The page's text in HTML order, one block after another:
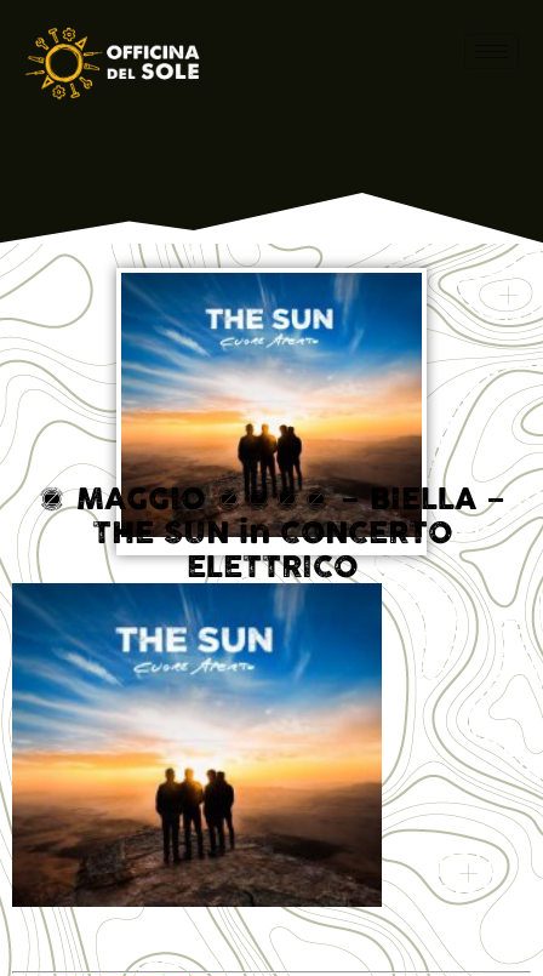
5 MAGGIO 2017 – BIELLA –
THE SUN in CONCERTO
ELETTRICO